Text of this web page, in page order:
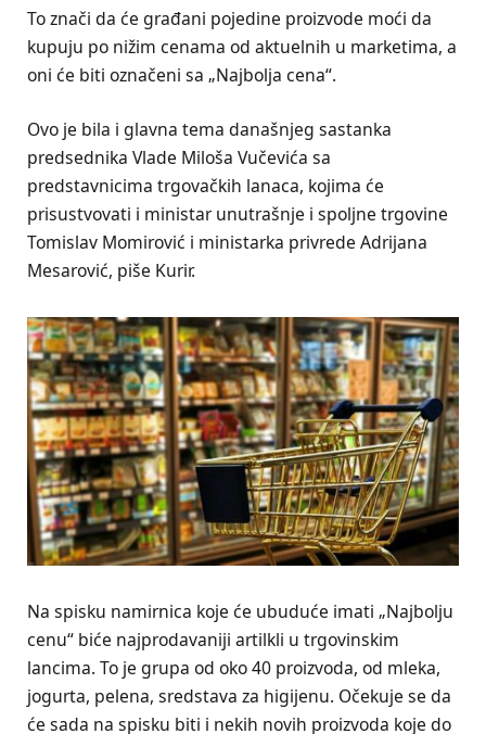
To znači da će građani pojedine proizvode moći da
kupuju po nižim cenama od aktuelnih u marketima, a
oni će biti označeni sa „Najbolja cena“.
Ovo je bila i glavna tema današnjeg sastanka
predsednika Vlade Miloša Vučevića sa
predstavnicima trgovačkih lanaca, kojima će
prisustvovati i ministar unutrašnje i spoljne trgovine
Tomislav Momirović i ministarka privrede Adrijana
Mesarović, piše Kurir.
Na spisku namirnica koje će ubuduće imati „Najbolju
cenu“ biće najprodavaniji artilkli u trgovinskim
lancima. To je grupa od oko 40 proizvoda, od mleka,
jogurta, pelena, sredstava za higijenu. Očekuje se da
će sada na spisku biti i nekih novih proizvoda koje do